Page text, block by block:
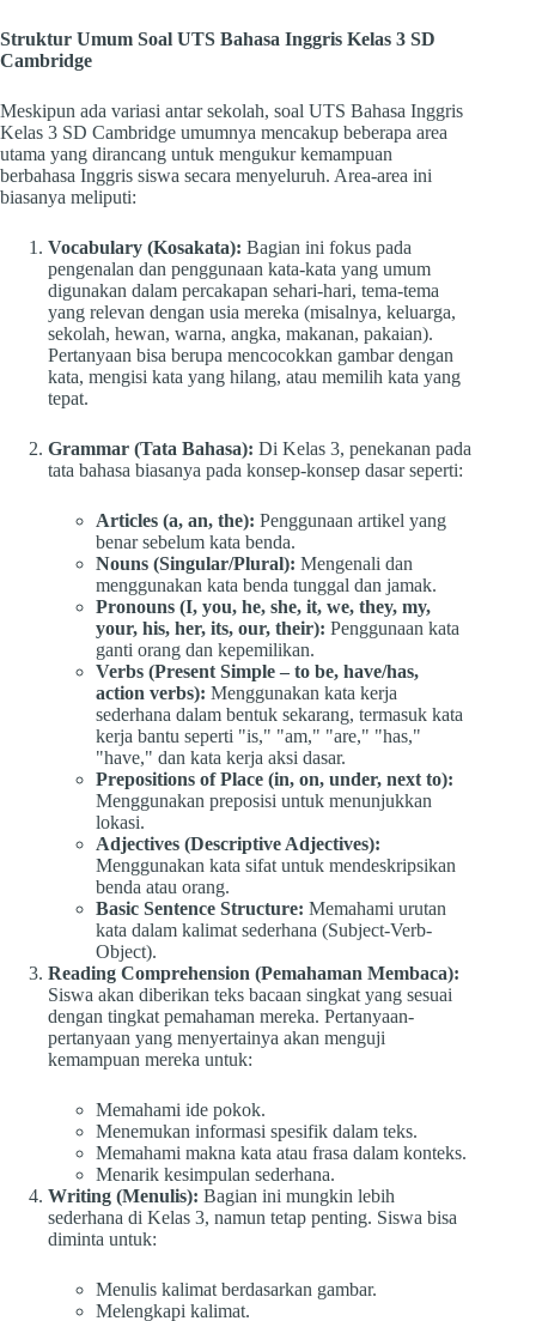
Struktur Umum Soal UTS Bahasa Inggris Kelas 3 SD
Cambridge
Meskipun ada variasi antar sekolah, soal UTS Bahasa Inggris
Kelas 3 SD Cambridge umumnya mencakup beberapa area
utama yang dirancang untuk mengukur kemampuan
berbahasa Inggris siswa secara menyeluruh. Area-area ini
biasanya meliputi:
Vocabulary (Kosakata): Bagian ini fokus pada
pengenalan dan penggunaan kata-kata yang umum
digunakan dalam percakapan sehari-hari, tema-tema
yang relevan dengan usia mereka (misalnya, keluarga,
sekolah, hewan, warna, angka, makanan, pakaian).
Pertanyaan bisa berupa mencocokkan gambar dengan
kata, mengisi kata yang hilang, atau memilih kata yang
tepat.
Grammar (Tata Bahasa): Di Kelas 3, penekanan pada
tata bahasa biasanya pada konsep-konsep dasar seperti:
Articles (a, an, the): Penggunaan artikel yang
benar sebelum kata benda.
Nouns (Singular/Plural): Mengenali dan
menggunakan kata benda tunggal dan jamak.
Pronouns (I, you, he, she, it, we, they, my,
your, his, her, its, our, their): Penggunaan kata
ganti orang dan kepemilikan.
Verbs (Present Simple – to be, have/has,
action verbs): Menggunakan kata kerja
sederhana dalam bentuk sekarang, termasuk kata
kerja bantu seperti "is," "am," "are," "has,"
"have," dan kata kerja aksi dasar.
Prepositions of Place (in, on, under, next to):
Menggunakan preposisi untuk menunjukkan
lokasi.
Adjectives (Descriptive Adjectives):
Menggunakan kata sifat untuk mendeskripsikan
benda atau orang.
Basic Sentence Structure: Memahami urutan
kata dalam kalimat sederhana (Subject-Verb-
Object).
Reading Comprehension (Pemahaman Membaca):
Siswa akan diberikan teks bacaan singkat yang sesuai
dengan tingkat pemahaman mereka. Pertanyaan-
pertanyaan yang menyertainya akan menguji
kemampuan mereka untuk:
Memahami ide pokok.
Menemukan informasi spesifik dalam teks.
Memahami makna kata atau frasa dalam konteks.
Menarik kesimpulan sederhana.
Writing (Menulis): Bagian ini mungkin lebih
sederhana di Kelas 3, namun tetap penting. Siswa bisa
diminta untuk:
Menulis kalimat berdasarkan gambar.
Melengkapi kalimat.